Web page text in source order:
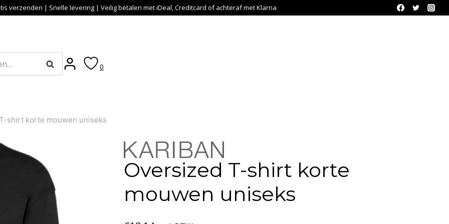
verzenden | Snelle levering | Veilig betalen met iDeal, Creditcard of achteraf met Klarna
Zoeken 0
shirt korte mouwen uniseks
Oversized T-shirt korte
mouwen uniseks